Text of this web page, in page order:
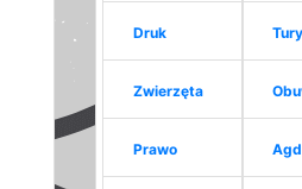
Druk
Zwierzęta
Prawo Agd